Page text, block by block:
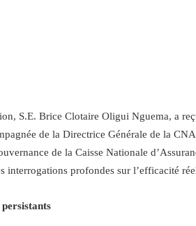
S.E. Brice Clotaire Oligui Nguema, a
de la Directrice Générale de la
de la Caisse Nationale
interrogations profondes sur l’efficacité